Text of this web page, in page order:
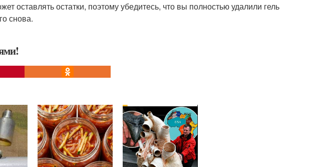
оставлять остатки, поэтому убедитесь, что вы полностью удалили гель
снова.